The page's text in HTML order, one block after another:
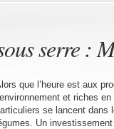
serre :
que l’heure est aux
et riches
se lancent dans
Un